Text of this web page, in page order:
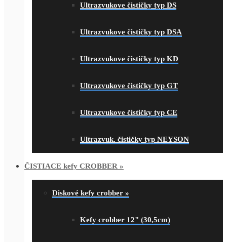
Ultrazvukove čističky typ DS
Ultrazvukove čističky typ DSA
Ultrazvukove čističky typ KD
Ultrazvukove čističky typ GT
Ultrazvukove čističky typ CE
Ultrazvuk. čističky typ NEYSON
ČISTIACE kefy CROBBER »
Diskové kefy crobber »
Kefy crobber 12" (30,5cm)